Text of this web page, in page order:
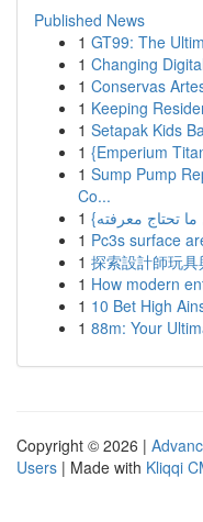
Published News
1 GT99: The
1 Changing
1 Conservas
1 Keeping
1 Setapak Kids
1 {Emperium
1 Sump Pump
Co...
1
تحتاج معرفته
1 Pc3s surface
1 探索設計師玩
1 How modern
1 10 Bet High
1 88m: Your
Copyright © 2026 |
Users | Made with Kliqqi